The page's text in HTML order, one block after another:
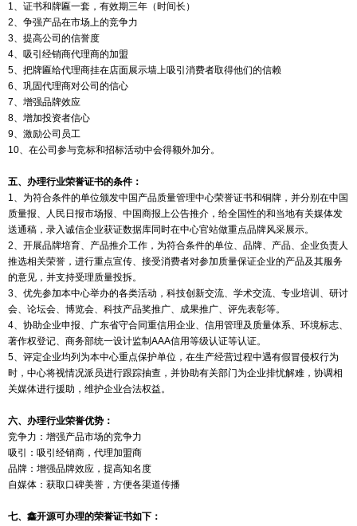
1、证书和牌匾一套，有效期三年（时间长）
2、争强产品在市场上的竞争力
3、提高公司的信誉度
4、吸引经销商代理商的加盟
5、把牌匾给代理商挂在店面展示墙上吸引消费者取得他们的信赖
6、巩固代理商对公司的信心
7、增强品牌效应
8、增加投资者信心
9、激励公司员工
10、在公司参与竞标和招标活动中会得额外加分。
五、办理行业荣誉证书的条件：
1、为符合条件的单位颁发中国产品质量管理中心荣誉证书和铜牌，并分别在中国
质量报、人民日报市场报、中国商报上公告推介，给全国性的和当地有关媒体发
送通稿，录入诚信企业获证数据库同时在中心官站做重点品牌风采展示。
2、开展品牌培育、产品推介工作，为符合条件的单位、品牌、产品、企业负责人
推选相关荣誉，进行重点宣传、接受消费者对参加质量保证企业的产品及其服务
的意见，并支持受理质量投拆。
3、优先参加本中心举办的各类活动，科技创新交流、学术交流、专业培训、研讨
会、论坛会、博览会、科技产品奖推广、成果推广、评先表彰等。
4、协助企业申报、广东省守合同重信用企业、信用管理及质量体系、环境标志、
著作权登记、商务部统一设计监制AAA信用等级认证等认证。
5、评定企业均列为本中心重点保护单位，在生产经营过程中遇有假冒侵权行为
时，中心将视情况派员进行跟踪抽查，并协助有关部门为企业排忧解难，协调相
关媒体进行援助，维护企业合法权益。
六、办理行业荣誉优势：
竞争力：增强产品市场的竞争力
吸引：吸引经销商，代理加盟商
品牌：增强品牌效应，提高知名度
自媒体：获取口碑美誉，方便各渠道传播
七、鑫开源可办理的荣誉证书如下：